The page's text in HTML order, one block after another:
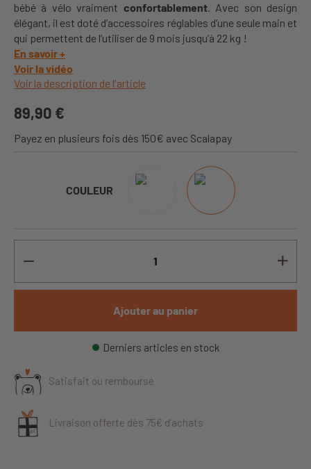
bébé à vélo vraiment confortablement. Avec son design
élégant, il est doté d’accessoires réglables d’une seule main et
qui permettent de l’utiliser de 9 mois jusqu’à 22 kg !
En savoir +
Voir la vidéo
Voir la description de l'article
89,90 €
Payez en plusieurs fois dès 150€ avec Scalapay
COULEUR
Ajouter au panier
Derniers articles en stock
Satisfait ou remboursé
Livraison offerte dès 75€ d’achats